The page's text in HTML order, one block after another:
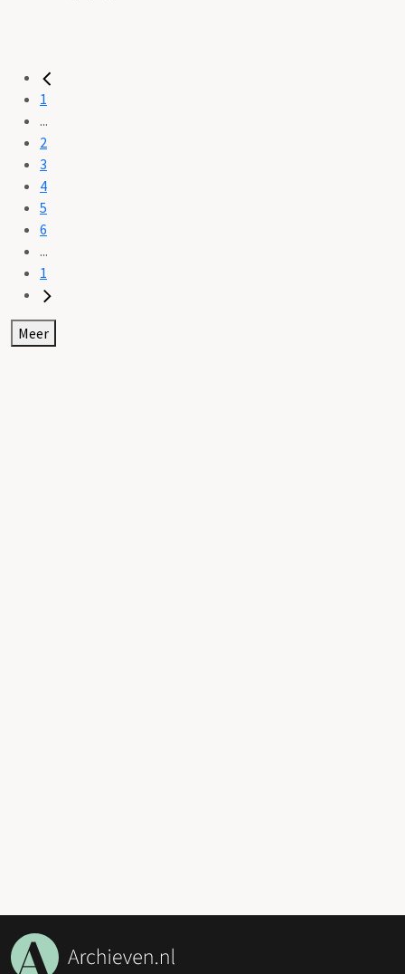
1
...
2
3
4
5
6
...
1
Meer